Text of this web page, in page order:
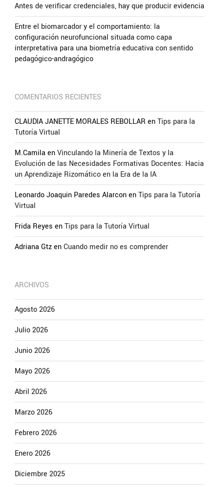
Antes de verificar credenciales, hay que producir evidencia
Entre el biomarcador y el comportamiento: la
configuración neurofuncional situada como capa
interpretativa para una biometría educativa con sentido
pedagógico-andragógico
COMENTARIOS RECIENTES
CLAUDIA JANETTE MORALES REBOLLAR enTips para la
Tutoría Virtual
M.Camila enVinculando la Minería de Textos y la
Evolución de las Necesidades Formativas Docentes: Hacia
un Aprendizaje Rizomático en la Era de la IA
Leonardo Joaquin Paredes AlarconenTips para la Tutoría
Virtual
Frida Reyes enTips para la Tutoría Virtual
Adriana GtzenCuando medir no es comprender
ARCHIVOS
Agosto 2026
Julio 2026
Junio 2026
Mayo 2026
Abril 2026
Marzo 2026
Febrero 2026
Enero 2026
Diciembre 2025